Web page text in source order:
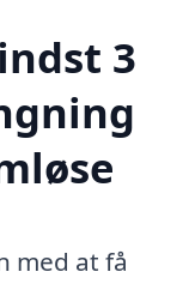
3
med at få